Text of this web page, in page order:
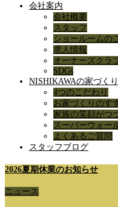
会社案内
会社概要
スタッフ
ショールームの
求人情報
オーナーズクラ
SDGs
NISHIKAWAの家づくり
4つのこだわり
お家づくりのす
家族の笑顔がつ
スーパーウォー
よくあるご質問
スタッフブログ
2026夏期休業のお知らせ
ニュース